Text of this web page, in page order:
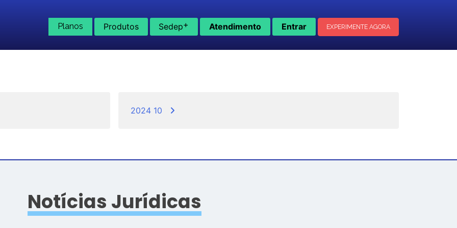
Planos Produtos Sedep+ Atendimento Entrar EXPERIMENTE AGORA
2024 10
Notícias Jurídicas